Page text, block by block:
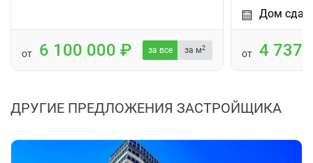
от 6 100 000 за все за м2
Дом сдан
от 4 737
ДРУГИЕ ПРЕДЛОЖЕНИЯ ЗАСТРОЙЩИКА